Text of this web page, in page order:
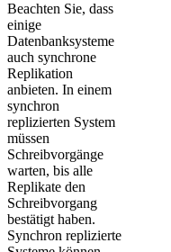
Beachten Sie, dass
einige
Datenbanksysteme
auch synchrone
Replikation
anbieten. In einem
synchron
replizierten System
müssen
Schreibvorgänge
warten, bis alle
Replikate den
Schreibvorgang
bestätigt haben.
Synchron replizierte